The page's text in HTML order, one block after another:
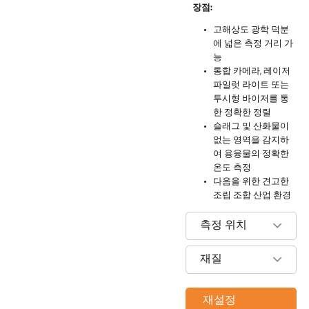
장점:
고해상도 광학 덕분
에 넓은 측정 거리 가
능
통합 카메라, 레이저
파일럿 라이트 또는
투시형 바이저를 통
한 정확한 정렬
슬래그 및 산화물이
없는 영역을 감지하
여 용융물의 정확한
온도 측정
다음을 위한 견고한
조립 조합 산업 환경
측정 위치
재질
재설정